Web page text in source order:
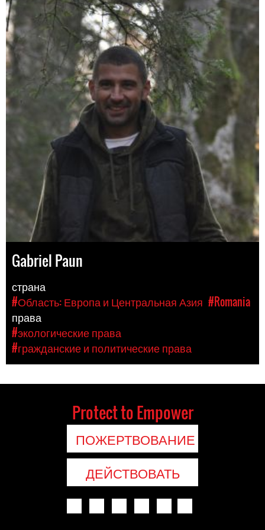
Gabriel Paun
страна
#Область: Европа и Центральная Азия #Romania
права
#экологические права
#гражданские и политические права
Protect to Empower
ПОЖЕРТВОВАНИЕ
ДЕЙСТВОВАТЬ